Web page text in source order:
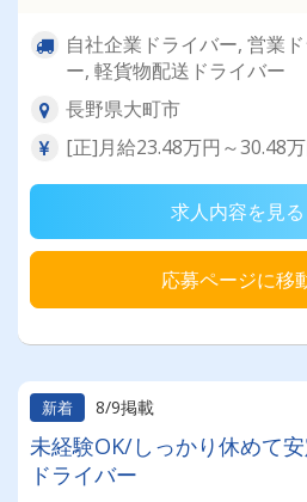
自社企業ドライバー, 営業
ー, 軽貨物配送ドライバー
長野県大町市
[正]月給23.48万円～30.48
求人内容を見る
応募ページに移
新着 8/9掲載
未経験OK/しっかり休めて
ドライバー